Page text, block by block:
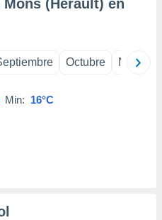
(Hérault) en
Octubre
Min: 16°C